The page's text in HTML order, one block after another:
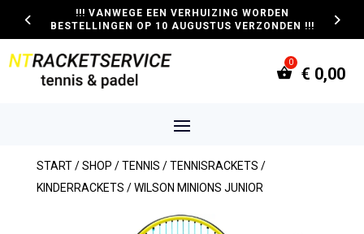
!!! VANWEGE EEN VERHUIZING WORDEN
BESTELLINGEN OP 10 AUGUSTUS VERZONDEN !!!
€ 0,00
START/SHOP /TENNIS /TENNISRACKETS /
KINDERRACKETS / WILSON MINIONS JUNIOR